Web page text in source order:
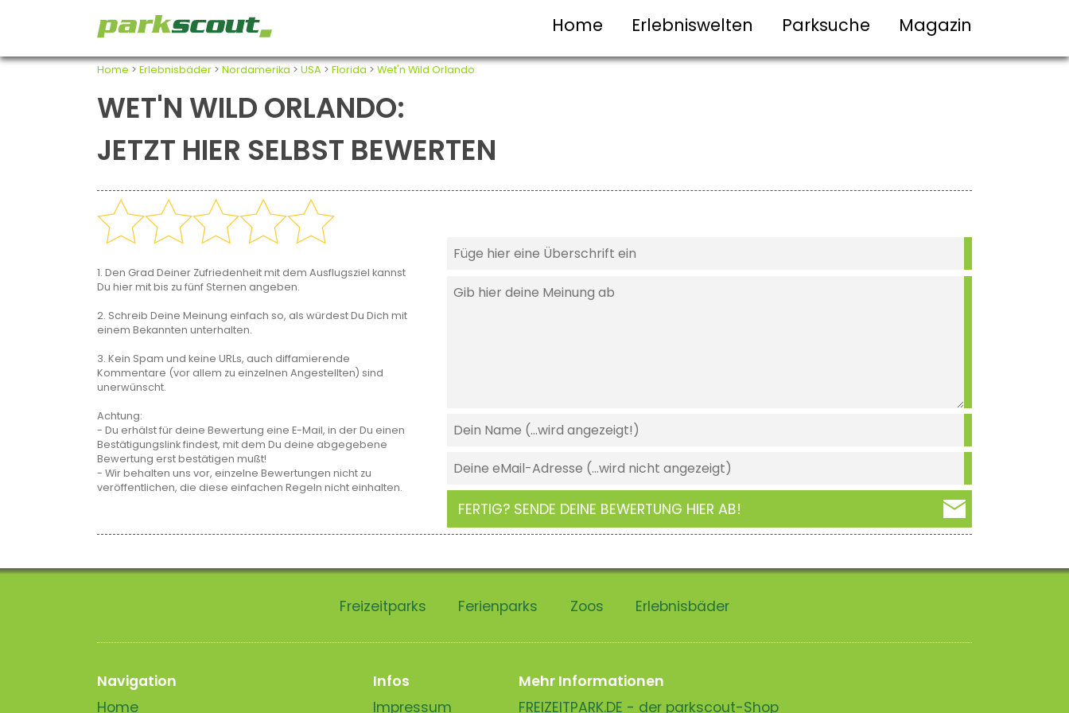
Home Erlebniswelten Parksuche Magazin
Home > Erlebnisbäder > Nordamerika > USA > Florida > Wet'n Wild Orlando
WET'N WILD ORLANDO:
JETZT HIER SELBST BEWERTEN
1. Den Grad Deiner Zufriedenheit mit dem Ausflugsziel kannst
Du hier mit bis zu fünf Sternen angeben.
2. Schreib Deine Meinung einfach so, als würdest Du Dich mit
einem Bekannten unterhalten.
3. Kein Spam und keine URLs, auch diffamierende
Kommentare (vor allem zu einzelnen Angestellten) sind
unerwünscht.
Achtung:
- Du erhälst für deine Bewertung eine E-Mail, in der Du einen
Bestätigungslink findest, mit dem Du deine abgegebene
Bewertung erst bestätigen mußt!
- Wir behalten uns vor, einzelne Bewertungen nicht zu
veröffentlichen, die diese einfachen Regeln nicht einhalten.
FERTIG? SENDE DEINE BEWERTUNG HIER AB!
Freizeitparks Ferienparks Zoos Erlebnisbäder
Navigation
Home
Infos
Impressum
Mehr Informationen
FREIZEITPARK.DE - der parkscout-Shop